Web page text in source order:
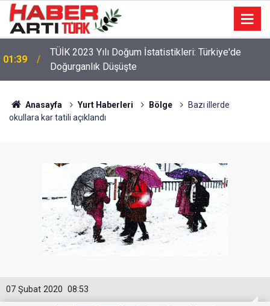
01:39
TÜİK 2023 Yılı Doğum İstatistikleri: Türkiye'de
Doğurganlık Düşüşte
Anasayfa Yurt Haberleri Bölge
Bazı illerde
okullara kar tatili açıklandı
08:53
07 Şubat 2020